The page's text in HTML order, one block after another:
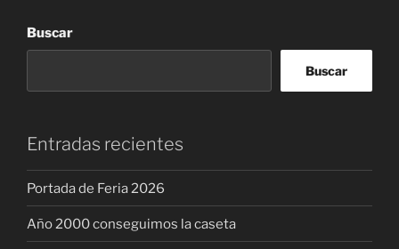
Buscar
Buscar
Entradas recientes
Portada de Feria 2026
Año 2000 conseguimos la caseta